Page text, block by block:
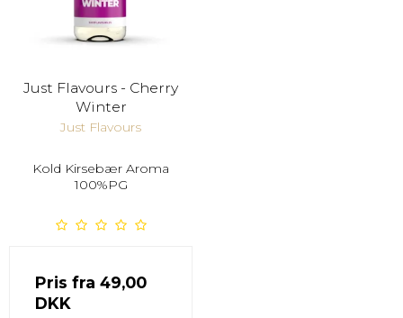
Just Flavours - Cherry
Winter
Just Flavours
Kold Kirsebær Aroma
100%PG
Pris fra 49,00
DKK